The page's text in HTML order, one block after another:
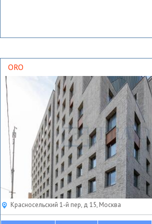
ORO
Красносельский 1-й пер, д 15, Москва